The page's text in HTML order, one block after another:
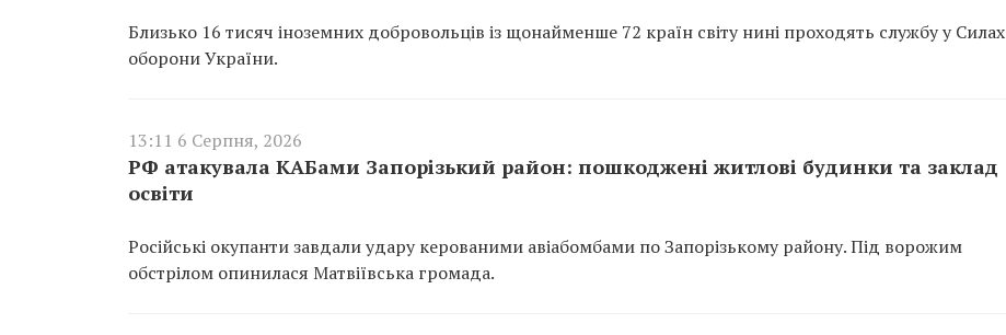
Близько 16 тисяч іноземних добровольців із щонайменше 72 країн світу нині проходять службу у Силах
оборони України.
13:11 6 Серпня, 2026
РФ атакувала КАБами Запорізький район: пошкоджені житлові будинки та заклад
освіти
Російські окупанти завдали удару керованими авіабомбами по Запорізькому району. Під ворожим
обстрілом опинилася Матвіївська громада.